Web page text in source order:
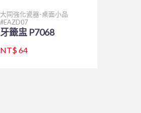
大同強化瓷器-桌面小品
EAZD07
牙籤盅 P7068
NT$ 64